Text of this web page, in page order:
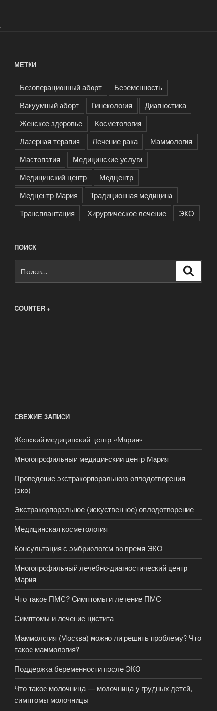
.
МЕТКИ
Безоперационный аборт
Беременность
Вакуумный аборт
Гинекология
Диагностика
Женское здоровье
Косметология
Лазерная терапия
Лечение рака
Маммология
Мастопатия
Медицинские услуги
Медицинский центр
Медцентр
Медцентр Мария
Традиционная медицина
Трансплантация
Хирургическое лечение ЭКО
ПОИСК
COUNTER +
СВЕЖИЕ ЗАПИСИ
Женский медицинский центр «Мария»
Многопрофильный медицинский центр Мария
Проведение экстракорпорального оплодотворения
(эко)
Экстракорпоральное (искуственное) оплодотворение
Медицинская косметология
Консультация с эмбриологом во время ЭКО
Многопрофильный лечебно-диагностический центр
Мария
Что такое ПМС? Симптомы и лечение ПМС
Симптомы и лечение цистита
Маммология (Москва) можно ли решить проблему? Что
такое маммология?
Поддержка беременности после ЭКО
Что такое молочница — молочница у грудных детей,
симптомы молочницы